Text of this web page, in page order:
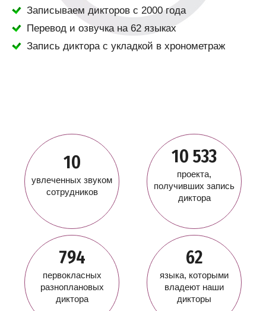
Записываем дикторов с 2000 года
Перевод и озвучка на 62 языках
Запись диктора с укладкой в хронометраж
10
увлеченных звуком
сотрудников
10 533
проекта,
получивших запись
диктора
794
первокласных
разноплановых
диктора
62
языка, которыми
владеют наши
дикторы